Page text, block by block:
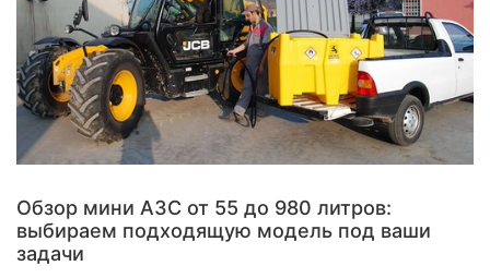
Обзор мини АЗС от 55 до 980 литров:
выбираем подходящую модель под ваши
задачи